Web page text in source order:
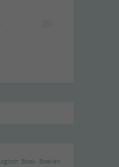
Boek Boeken